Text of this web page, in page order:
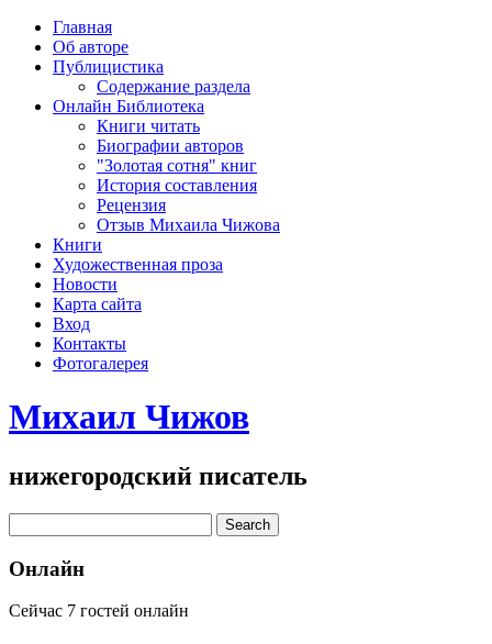
Главная
Об авторе
Публицистика
Содержание раздела
Онлайн Библиотека
Книги читать
Биографии авторов
"Золотая сотня" книг
История составления
Рецензия
Отзыв Михаила Чижова
Книги
Художественная проза
Новости
Карта сайта
Вход
Контакты
Фотогалерея
Михаил Чижов
нижегородский писатель
Онлайн
Сейчас 7 гостей онлайн